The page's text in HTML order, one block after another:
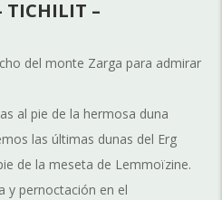
TICHILIT –
del monte Zarga para admirar
al pie de la hermosa duna
las últimas dunas del Erg
de la meseta de Lemmoïzine.
y pernoctación en el